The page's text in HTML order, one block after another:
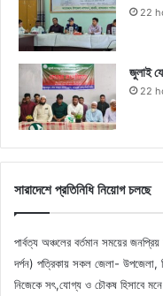
22
জুলাই
22
সারাদেশে প্রতিনিধি নিয়োগ চলছে
পার্বত্য অঞ্চলের বর্তমান সময়ের
দর্পন) পত্রিকায় সকল জেলা- উপজেলা,
নিজেকে সৎ,যোগ্য ও চৌকষ হিসাবে মনে